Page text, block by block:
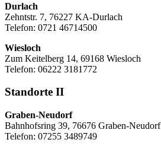
Durlach
Zehntstr. 7, 76227 KA-Durlach
Telefon: 0721 46714500
Wiesloch
Zum Keitelberg 14, 69168 Wiesloch
Telefon: 06222 3181772
Standorte II
Graben-Neudorf
Bahnhofsring 39, 76676 Graben-Neudorf
Telefon: 07255 3489749